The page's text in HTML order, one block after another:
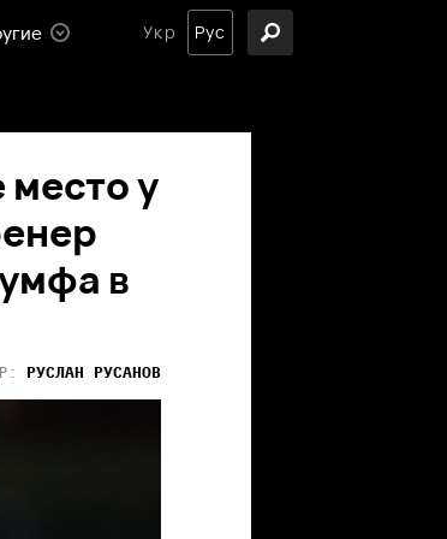
Укр Рус
у
в
РУСЛАН РУСАНОВ